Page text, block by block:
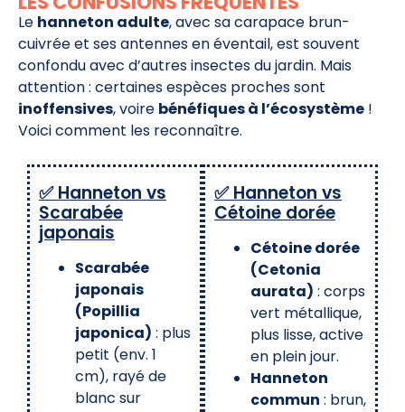
Le hanneton adulte, avec sa carapace brun-
cuivrée et ses antennes en éventail, est souvent
confondu avec d’autres insectes du jardin. Mais
attention : certaines espèces proches sont
inoffensives, voire bénéfiques à l’écosystème !
Voici comment les reconnaître.
✅ Hanneton vs
Scarabée
japonais
Scarabée
japonais
(Popillia
japonica) : plus
petit (env. 1
cm), rayé de
blanc sur
✅ Hanneton vs
Cétoine dorée
Cétoine dorée
(Cetonia
aurata) : corps
vert métallique,
plus lisse, active
en plein jour.
Hanneton
commun : brun,